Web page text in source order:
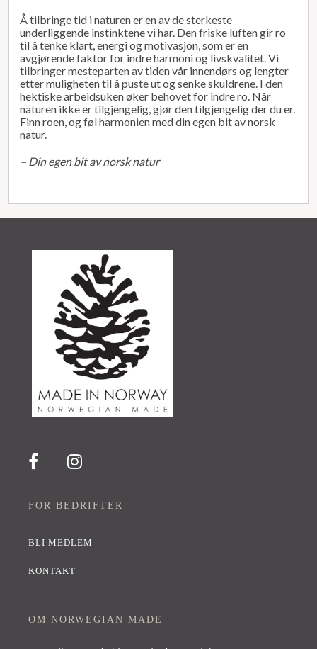
Å tilbringe tid i naturen er en av de sterkeste
underliggende instinktene vi har. Den friske luften gir ro
til å tenke klart, energi og motivasjon, som er en
avgjørende faktor for indre harmoni og livskvalitet. Vi
tilbringer mesteparten av tiden vår innendørs og lengter
etter muligheten til å puste ut og senke skuldrene. I den
hektiske arbeidsuken øker behovet for indre ro. Når
naturen ikke er tilgjengelig, gjør den tilgjengelig der du er.
Finn roen, og føl harmonien med din egen bit av norsk
natur.
– Din egen bit av norsk natur
FOR BEDRIFTER
BLI MEDLEM
KONTAKT
OM NORWEGIAN MADE